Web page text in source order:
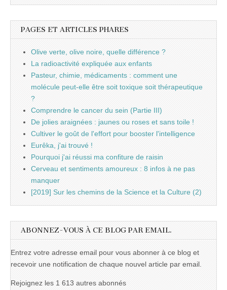
PAGES ET ARTICLES PHARES
Olive verte, olive noire, quelle différence ?
La radioactivité expliquée aux enfants
Pasteur, chimie, médicaments : comment une
molécule peut-elle être soit toxique soit thérapeutique
?
Comprendre le cancer du sein (Partie III)
De jolies araignées : jaunes ou roses et sans toile !
Cultiver le goût de l'effort pour booster l'intelligence
Eurêka, j'ai trouvé !
Pourquoi j'ai réussi ma confiture de raisin
Cerveau et sentiments amoureux : 8 infos à ne pas
manquer
[2019] Sur les chemins de la Science et la Culture (2)
ABONNEZ-VOUS À CE BLOG PAR EMAIL.
Entrez votre adresse email pour vous abonner à ce blog et
recevoir une notification de chaque nouvel article par email.
Rejoignez les 1 613 autres abonnés